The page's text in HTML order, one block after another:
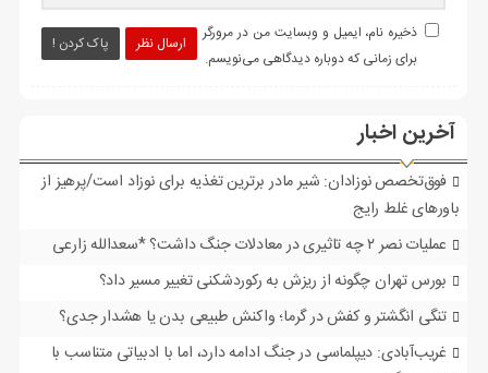
ارسال نظر پاک کردن !
ذخیره نام، ایمیل و وبسایت من در مرورگر
برای زمانی که دوباره دیدگاهی می‌نویسم.
آخرین اخبار
فوق‌تخصص نوزادان: شیر مادر برترین تغذیه برای نوزاد است/پرهیز از
باورهای غلط رایج
عملیات نصر ۲ چه تاثیری در معادلات جنگ داشت؟ *سعدالله زارعی
بورس تهران چگونه از ریزش به رکوردشکنی تغییر مسیر داد؟
تنگی انگشتر و کفش در گرما؛ واکنش طبیعی بدن یا هشدار جدی؟
غریب‌آبادی: دیپلماسی در جنگ ادامه دارد، اما با ادبیاتی متناسب با